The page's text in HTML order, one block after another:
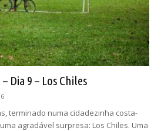
Dia 9 – Los Chiles
terminado numa cidadezinha costa-
agradável surpresa: Los Chiles. Uma